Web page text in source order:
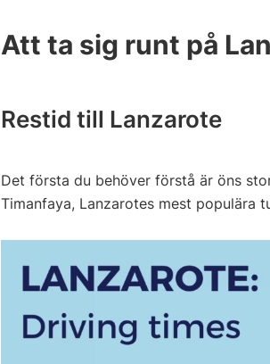
Att ta sig runt på
Restid till Lanzarote
Det första du behöver förstå är öns
Timanfaya, Lanzarotes mest populära